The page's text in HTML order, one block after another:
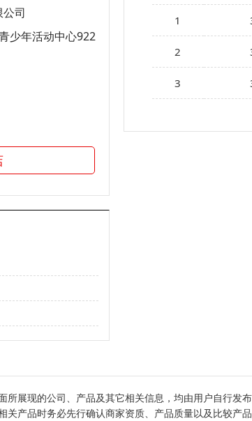
司
少年活动中心922
1
2
3
所展现的公司、产品及其它相关信息，均由用户自行发布
关产品时务必先行确认商家资质、产品质量以及比较产